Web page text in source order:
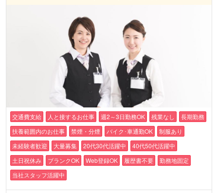
交通費支給 人と接するお仕事 週2～3日勤務OK 残業なし
長期勤務
扶養範囲内のお仕事
禁煙・分煙 バイク･車通勤OK
制服あり
未経験者歓迎
大量募集 20代30代活躍中
40代50代活躍中
土日祝休み
ブランクOK Web登録OK 履歴書不要
勤務地固定
当社スタッフ活躍中